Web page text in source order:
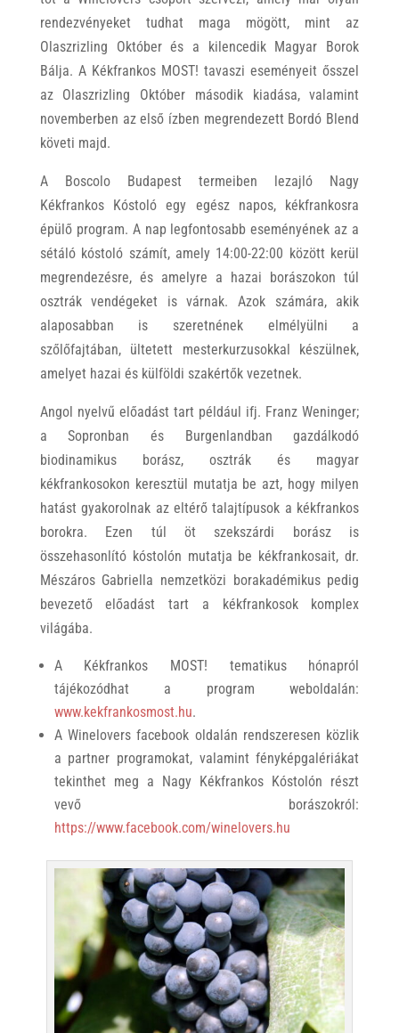
rendezvényeket tudhat maga mögött, mint az
Olaszrizling Október és a kilencedik Magyar Borok
Bálja. A Kékfrankos MOST! tavaszi eseményeit ősszel
az Olaszrizling Október második kiadása, valamint
novemberben az első ízben megrendezett Bordó Blend
követi majd.
A Boscolo Budapest termeiben lezajló Nagy
Kékfrankos Kóstoló egy egész napos, kékfrankosra
épülő program. A nap legfontosabb eseményének az a
sétáló kóstoló számít, amely 14:00-22:00 között kerül
megrendezésre, és amelyre a hazai borászokon túl
osztrák vendégeket is várnak. Azok számára, akik
alaposabban is szeretnének elmélyülni a
szőlőfajtában, ültetett mesterkurzusokkal készülnek,
amelyet hazai és külföldi szakértők vezetnek.
Angol nyelvű előadást tart például ifj. Franz Weninger;
a Sopronban és Burgenlandban gazdálkodó
biodinamikus borász, osztrák és magyar
kékfrankosokon keresztül mutatja be azt, hogy milyen
hatást gyakorolnak az eltérő talajtípusok a kékfrankos
borokra. Ezen túl öt szekszárdi borász is
összehasonlító kóstolón mutatja be kékfrankosait, dr.
Mészáros Gabriella nemzetközi borakadémikus pedig
bevezető előadást tart a kékfrankosok komplex
világába.
A Kékfrankos MOST! tematikus hónapról
tájékozódhat a program weboldalán:
www.kekfrankosmost.hu.
A Winelovers facebook oldalán rendszeresen közlik
a partner programokat, valamint fényképgalériákat
tekinthet meg a Nagy Kékfrankos Kóstolón részt
vevő borászokról:
https://www.facebook.com/winelovers.hu